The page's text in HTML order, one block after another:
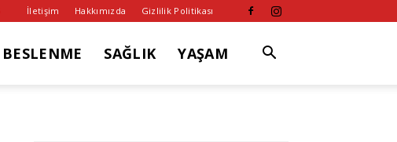
İletişim Hakkımızda Gizlilik Politikası
BESLENME SAĞLIK YAŞAM